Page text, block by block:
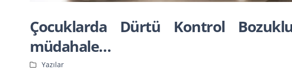
Çocuklarda Dürtü Kontrol
müdahale…
Yazılar